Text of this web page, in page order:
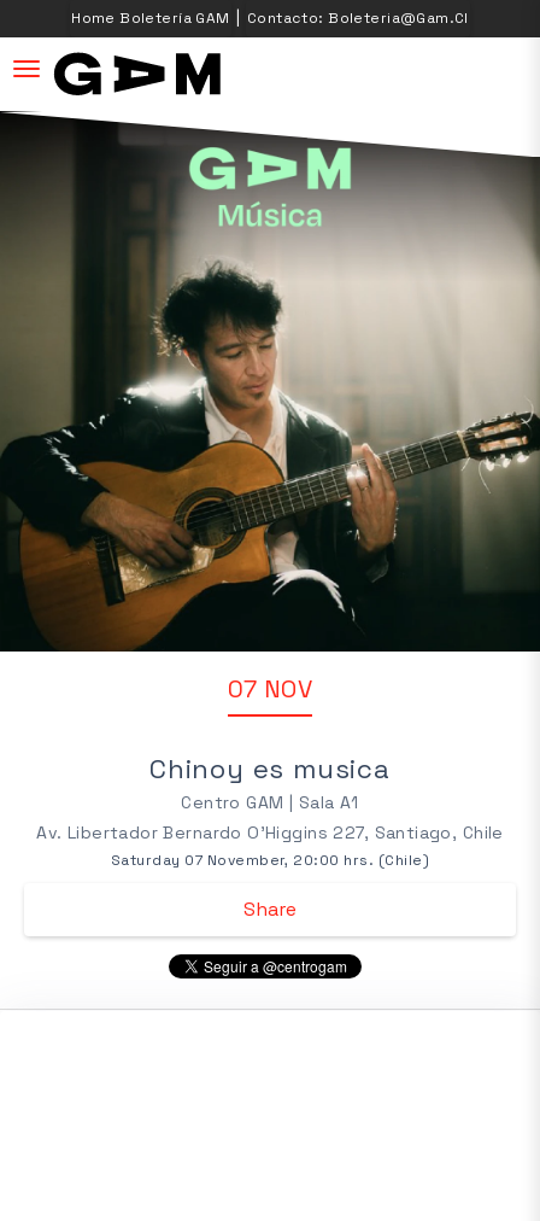
Home Boletería GAM | Contacto: Boleteria@gam.cl
desplegar navegación
07 NOV
Chinoy es musica
Centro GAM | Sala A1
Av. Libertador Bernardo O'Higgins 227, Santiago, Chile
Saturday 07 November, 20:00 hrs. (Chile)
Share